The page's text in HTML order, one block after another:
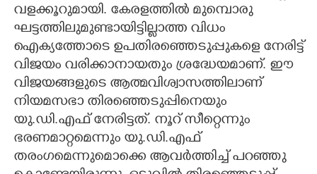
വളക്കൂറുമായി. കേരളത്തിൽ മുമ്പൊരു
ഘട്ടത്തിലുമുണ്ടായിട്ടില്ലാത്ത വിധം
ഐക്യത്തോടെ ഉപതിരഞ്ഞെടുപ്പുകളെ നേരിട്ട്
വിജയം വരിക്കാനായതും ശ്രദ്ധേയമാണ്. ഈ
വിജയങ്ങളുടെ ആത്മവിശ്വാസത്തിലാണ്
നിയമസഭാ തിരഞ്ഞെടുപ്പിനെയും
യു.ഡി.എഫ് നേരിട്ടത്. നൂറ് സീറ്റെന്നും
ഭരണമാറ്റമെന്നും യു.ഡി.എഫ്
തരംഗമെന്നുമൊക്കെ ആവർത്തിച്ച് പറഞ്ഞു